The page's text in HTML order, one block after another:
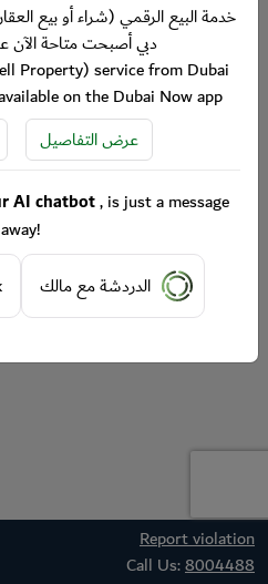
Report violation
Call Us:8004488
خدمة البيع الرقمي (شراء أو بيع
دبي أصبحت متاحة الآن
Property) service from Dubai
on the Dubai Now app
عرض التفاصيل
AI chatbot, is just a message
away!
الدردشة مع مالك